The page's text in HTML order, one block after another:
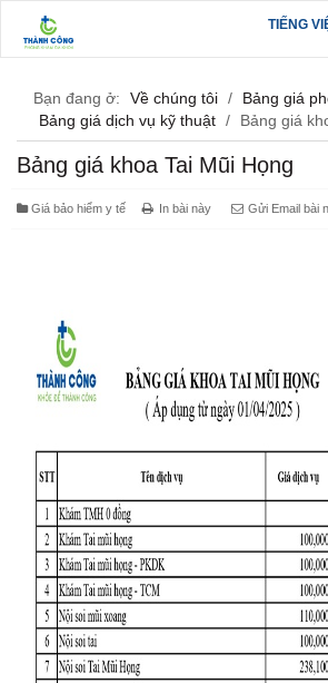
TIẾNG
Bạn đang ở: Về chúng tôi / Bảng giá
Bảng giá dịch vụ kỹ thuật / Bảng giá
Bảng giá khoa Tai Mũi Họng
Giá bảo hiểm y tế In bài này Gửi Email bài